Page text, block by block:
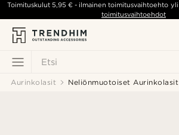
Etsi
Toimituskulut5,95 € - ilmainen toimitusvaihtoehto yli
toimitusvaihtoehdot
Aurinkolasit Neliönmuotoiset Aurinkolasit